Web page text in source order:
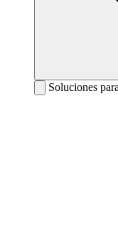
Soluciones